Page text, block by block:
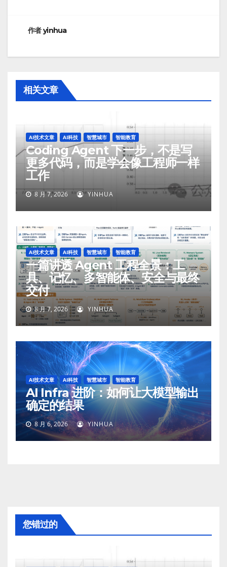
作者yinhua
相关文章
AI技术文章 AI科技 智慧城市 智能教育
Coding Agent 下一步，不是写
更多代码，而是学会像工程师一样
工作
8 月 7, 2026 YINHUA
AI技术文章 AI科技 智慧城市 智能教育
一篇讲透 Agent 工程全景：工
具、记忆、多智能体、安全与最终
交付
8 月 7, 2026 YINHUA
AI技术文章 AI科技 智慧城市 智能教育
AI Infra 进阶：如何让大模型输出
确定的结果
8 月 6, 2026 YINHUA
您错过的